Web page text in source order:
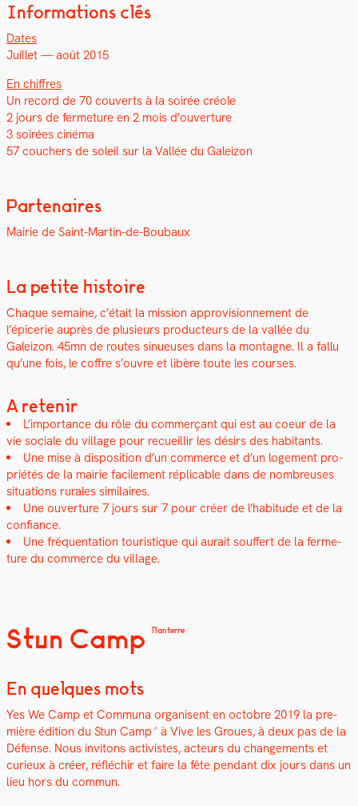
Informations clés
Dates
Juil­let — août 2015
En chiffres
Un record de 70 cou­verts à la soirée créole
2 jours de fer­me­ture en 2 mois d’ouverture
3 soirées ciné­ma
57 couch­ers de soleil sur la Val­lée du Galeizon
Partenaires
Mairie de Saint-Mar­tin-de-Boubaux
La petite histoire
Chaque semaine, c’était la mis­sion appro­vi­sion­nement de
l’épicerie auprès de plusieurs pro­duc­teurs de la val­lée du
Galeizon. 45mn de routes sin­ueuses dans la mon­tagne. Il a fal­lu
qu’une fois, le cof­fre s’ouvre et libère toute les cours­es.
A retenir
L’importance du rôle du com­merçant qui est au coeur de la
vie sociale du vil­lage pour recueil­lir les désirs des habi­tants.
Une mise à dis­po­si­tion d’un com­merce et d’un loge­ment pro­
priétés de la mairie facile­ment réplic­a­ble dans de nom­breuses
sit­u­a­tions rurales sim­i­laires.
Une ouver­ture 7 jours sur 7 pour créer de l’habitude et de la
con­fi­ance.
Une fréquen­ta­tion touris­tique qui aurait souf­fert de la fer­me­
ture du com­merce du vil­lage.
Stun Camp Nanterre
En quelques mots
Yes We Camp et Com­mu­na organ­isent en octo­bre 2019 la pre­
mière édi­tion du Stun Camp à Vive les Groues, à deux pas de la
Défense. Nous invi­tons activistes, acteurs du change­ments et
curieux à créer, réfléchir et faire la fête pen­dant dix jours dans un
lieu hors du com­mun.